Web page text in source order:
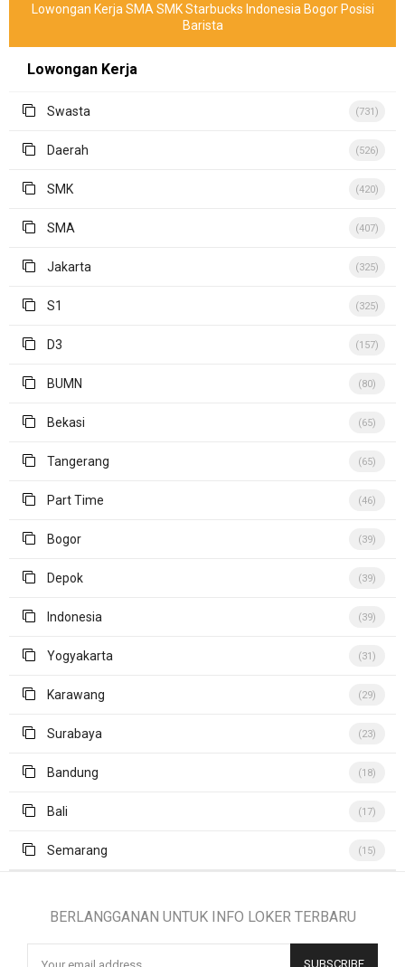
Lowongan Kerja SMA SMK Starbucks Indonesia Bogor Posisi
Barista
Lowongan Kerja
Swasta (731)
Daerah (526)
SMK (420)
SMA (407)
Jakarta (325)
S1 (325)
D3 (157)
BUMN (80)
Bekasi (65)
Tangerang (65)
Part Time (46)
Bogor (39)
Depok (39)
Indonesia (39)
Yogyakarta (31)
Karawang (29)
Surabaya (23)
Bandung (18)
Bali (17)
Semarang (15)
BERLANGGANAN UNTUK INFO LOKER TERBARU